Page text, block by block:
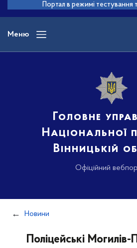
основного
вмісту
Портал в режимі тестування
Меню
Головне
Національної
Вінницькій
Офіційний
Новини
Поліцейські Могилів-